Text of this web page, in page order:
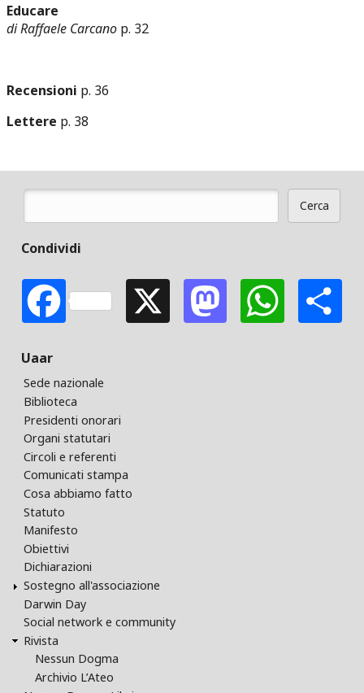
Educare
di Raffaele Carcano p. 32
Recensioni p. 36
Lettere p. 38
Cerca
Condividi
FacebookX Mastodon
Uaar
Sede nazionale
Biblioteca
Presidenti onorari
Organi statutari
Circoli e referenti
Comunicati stampa
Cosa abbiamo fatto
Statuto
Manifesto
Obiettivi
Dichiarazioni
Sostegno all'associazione
Darwin Day
Social network e community
Rivista
Nessun Dogma
Archivio L’Ateo